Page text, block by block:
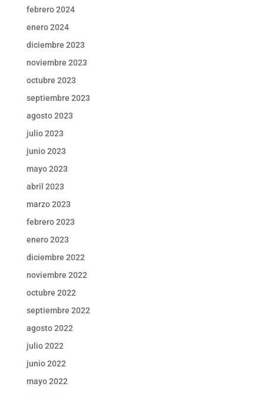
febrero 2024
enero 2024
diciembre 2023
noviembre 2023
octubre 2023
septiembre 2023
agosto 2023
julio 2023
junio 2023
mayo 2023
abril 2023
marzo 2023
febrero 2023
enero 2023
diciembre 2022
noviembre 2022
octubre 2022
septiembre 2022
agosto 2022
julio 2022
junio 2022
mayo 2022